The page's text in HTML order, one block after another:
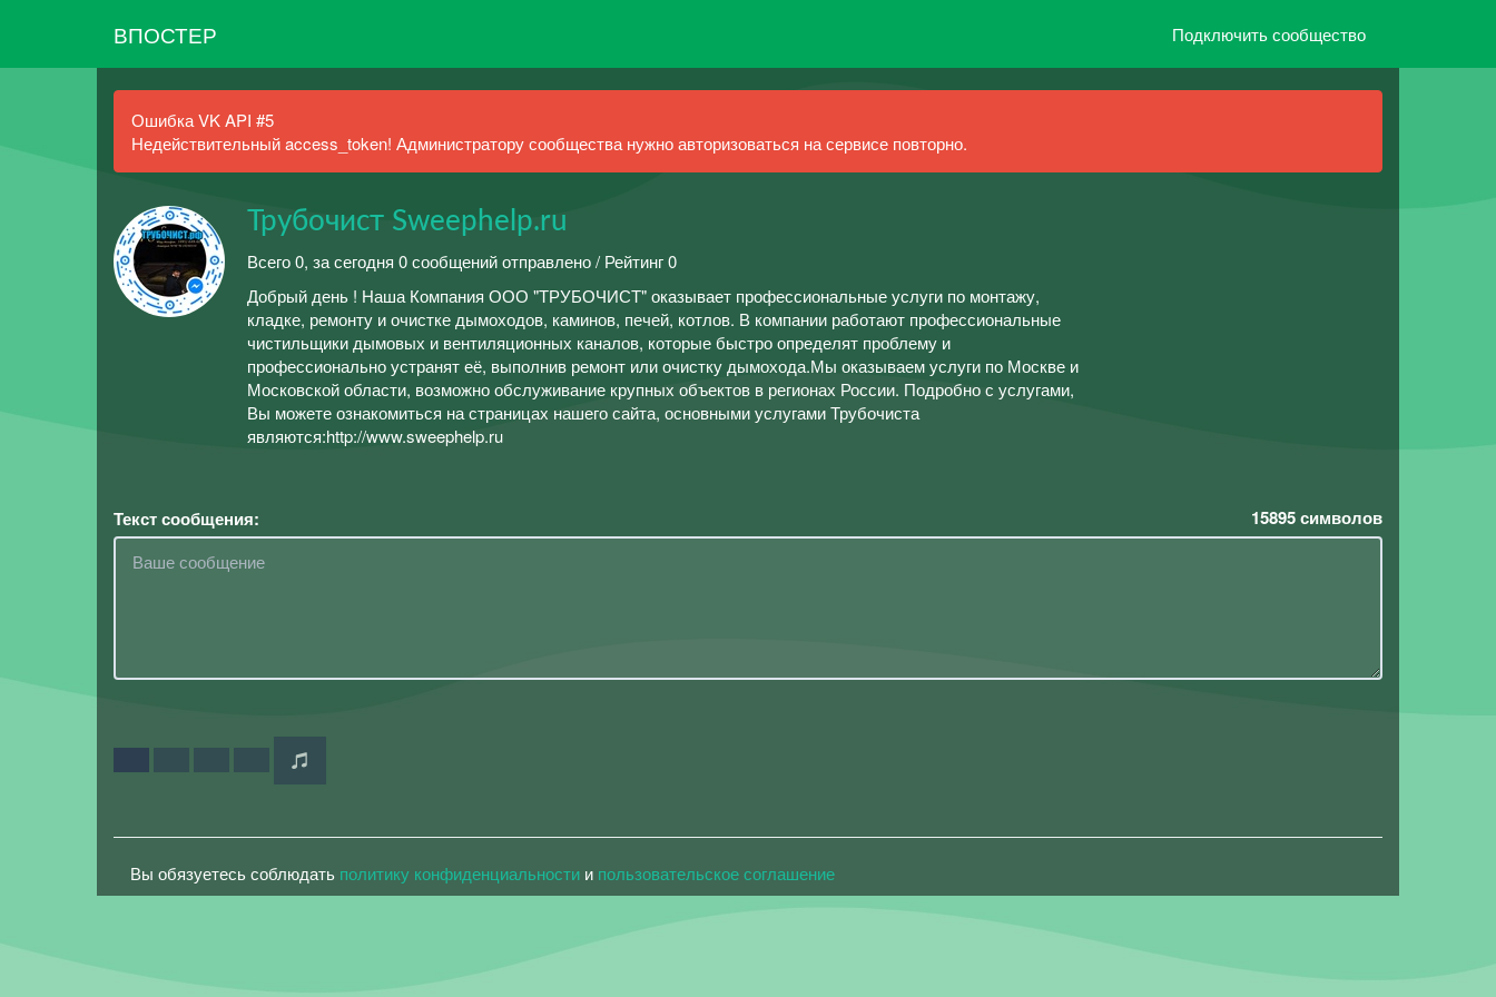
ВПОСТЕР Подключить сообщество
Ошибка VK API #5
Недействительный access_token! Администратору сообщества нужно авторизоваться на сервисе повторно.
Трубочист Sweephelp.ru
Всего 0, за сегодня 0 сообщений отправлено / Рейтинг 0
Добрый день ! Наша Компания ООО "ТРУБОЧИСТ" оказывает профессиональные услуги по монтажу,
кладке, ремонту и очистке дымоходов, каминов, печей, котлов. В компании работают профессиональные
чистильщики дымовых и вентиляционных каналов, которые быстро определят проблему и
профессионально устранят её, выполнив ремонт или очистку дымохода.Мы оказываем услуги по Москве и
Московской области, возможно обслуживание крупных объектов в регионах России. Подробно с услугами,
Вы можете ознакомиться на страницах нашего сайта, основными услугами Трубочиста
являются:http://www.sweephelp.ru
Текст сообщения: 15895символов
Вы обязуетесь соблюдать политику конфиденциальности и пользовательское соглашение